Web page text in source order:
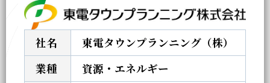
社名
東電タウンプランニング（株）
業種
資源・エネルギー